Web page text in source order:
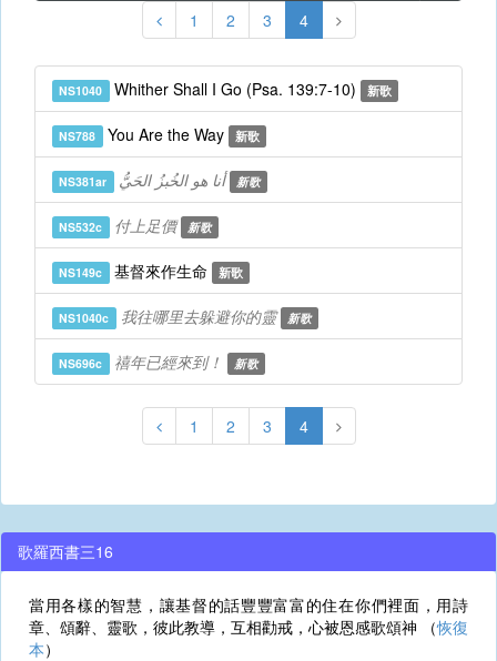
1 2 3 4
NS1040 Whither Shall I Go (Psa. 139:7-10) 新歌
NS788 You Are the Way 新歌
NS381ar أنا هو الخُبزُ الحَيُّ 新歌
NS532c 付上足價 新歌
NS149c 基督來作生命 新歌
NS1040c 我往哪里去躲避你的靈 新歌
NS696c 禧年已經來到！ 新歌
1 2 3 4
歌羅西書三16
當用各樣的智慧，讓基督的話豐豐富富的住在你們裡面，用詩
章、頌辭、靈歌，彼此教導，互相勸戒，心被恩感歌頌神 （恢復
本）